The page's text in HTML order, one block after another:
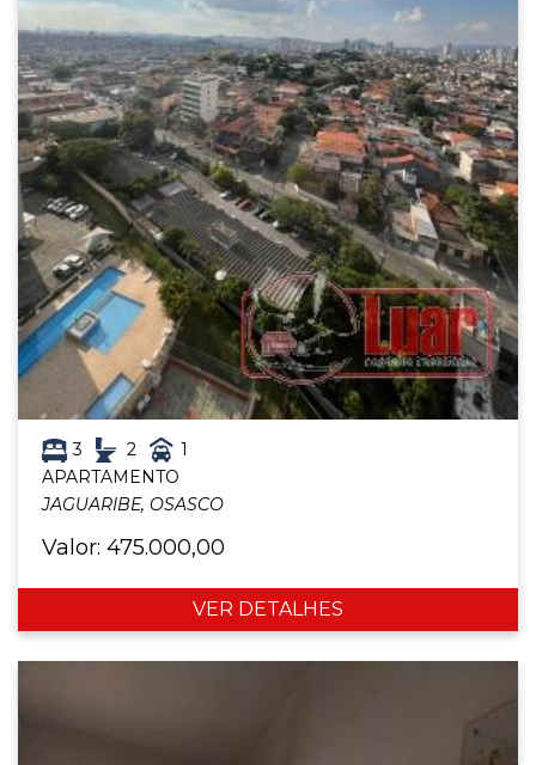
3 2
1
APARTAMENTO
JAGUARIBE, OSASCO
Valor: 475.000,00
VER DETALHES